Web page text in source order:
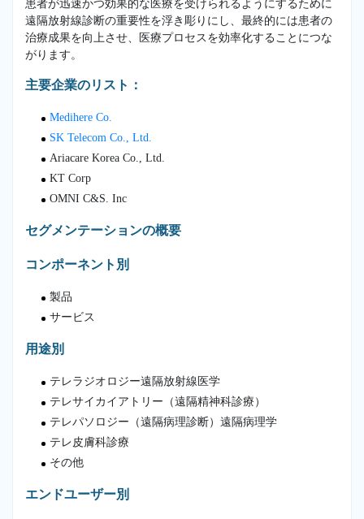
患者が迅速かつ効果的な医療を受けられるようにするために
遠隔放射線診断の重要性を浮き彫りにし、最終的には患者の
治療成果を向上させ、医療プロセスを効率化することにつな
がります。
主要企業のリスト：
Medihere Co.
SK Telecom Co., Ltd.
Ariacare Korea Co., Ltd.
KT Corp
OMNI C&S. Inc
セグメンテーションの概要
コンポーネント別
製品
サービス
用途別
テレラジオロジー遠隔放射線医学
テレサイカイアトリー（遠隔精神科診療）
テレパソロジー（遠隔病理診断）遠隔病理学
テレ皮膚科診療
その他
エンドユーザー別